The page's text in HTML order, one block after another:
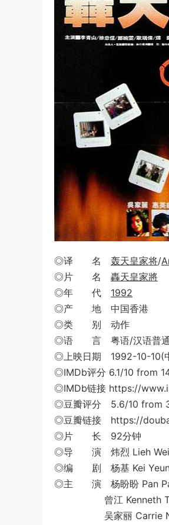
◎译 名 轰天皇家将/
◎片 名 轟天皇家將
◎年 代 1992
◎产 地 中国香港
◎类 别 动作
◎语 言 粤语/汉语普
◎上映日期 1992-10-10(
◎IMDb评分 6.1/10 from
◎IMDb链接 https://
◎豆瓣评分 5.6/10 from
◎豆瓣链接 https://
◎片 长 92分钟
◎导 演 炜烈 Lieh Wei
◎编 剧 杨基 Kei
◎主 演 杨盼盼 Pan
曾江 Kenneth
吴家丽 Carrie